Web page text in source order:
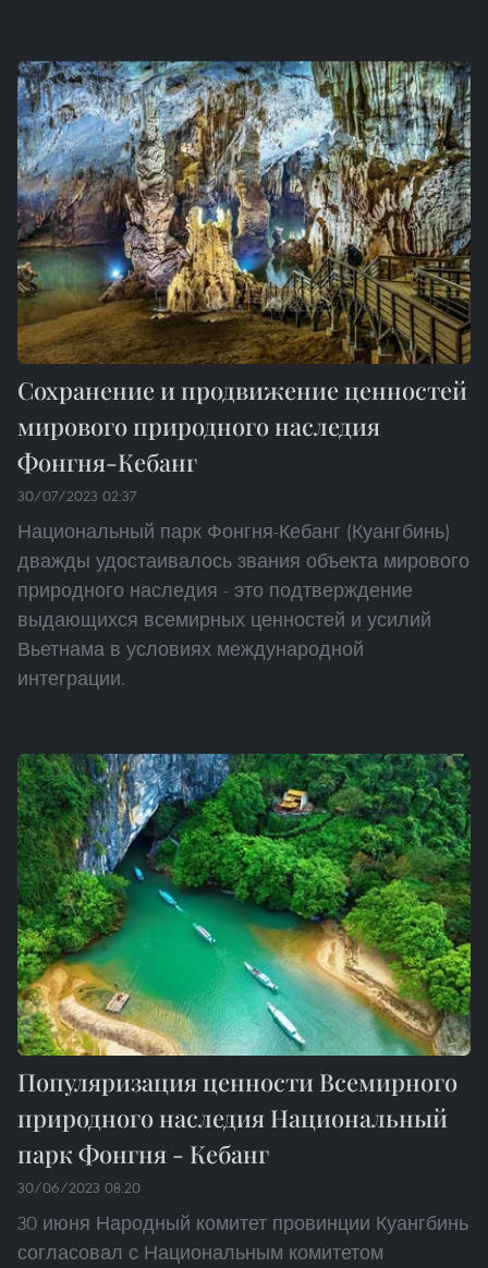
Cохранение и продвижение ценностей
мирового природного наследия
Фонгня-Кебанг
30/07/2023 02:37
Национальный парк Фонгня-Кебанг (Куангбинь)
дважды удостаивалось звания объекта мирового
природного наследия - это подтверждение
выдающихся всемирных ценностей и усилий
Вьетнама в условиях международной
интеграции.
Популяризация ценности Всемирного
природного наследия Национальный
парк Фонгня - Кебанг
30/06/2023 08:20
30 июня Народный комитет провинции Куангбинь
согласовал с Национальным комитетом